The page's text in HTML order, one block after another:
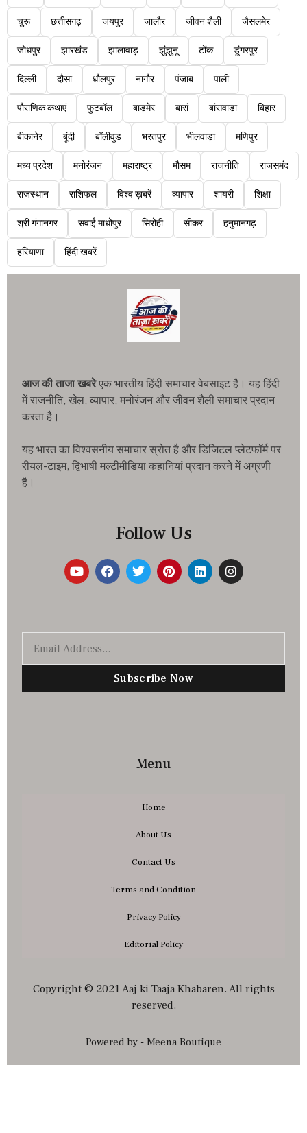
चुरू छत्तीसगढ़ जयपुर जालौर जीवन शैली जैसलमेर
जोधपुर झारखंड झालावाड़ झुंझुनू टोंक डूंगरपुर
दिल्ली दौसा धौलपुर नागौर पंजाब पाली
पौराणिक कथाएं फुटबॉल बाड़मेर बारां बांसवाड़ा बिहार
बीकानेर बूंदी बॉलीवुड भरतपुर भीलवाड़ा मणिपुर
मध्य प्रदेश मनोरंजन महाराष्ट्र मौसम राजनीति राजसमंद
राजस्थान राशिफल विश्व ख़बरें व्यापार शायरी शिक्षा
श्री गंगानगर सवाई माधोपुर सिरोही सीकर हनुमानगढ़
हरियाणा हिंदी खबरें
आज की ताजा खबरेएक भारतीय हिंदी समाचार वेबसाइट है। यह हिंदी
में राजनीति, खेल, व्यापार, मनोरंजन और जीवन शैली समाचार प्रदान
करता है।
यह भारत का विश्वसनीय समाचार स्रोत है और डिजिटल प्लेटफॉर्म पर
रीयल-टाइम, द्विभाषी मल्टीमीडिया कहानियां प्रदान करने में अग्रणी
है।
Follow Us
Subscribe Now
Menu
Home
About Us
Contact Us
Terms and Condition
Privacy Policy
Editorial Policy
Copyright © 2021 Aaj ki Taaja Khabaren. All rights
reserved.
Powered by - Meena Boutique